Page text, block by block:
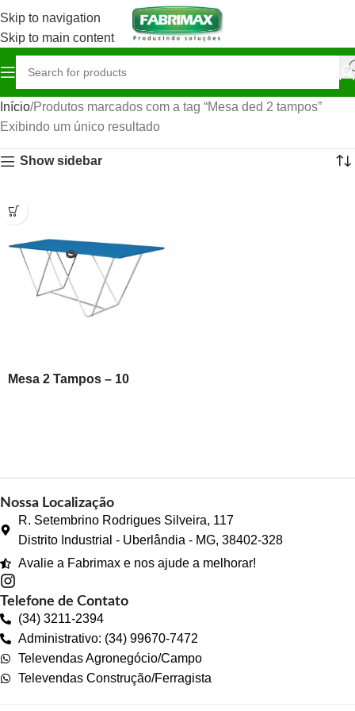
Skip to navigation
Skip to main content
Início Produtos marcados com a tag “Mesa ded 2 tampos”
Exibindo um único resultado
Show sidebar
Mesa 2 Tampos – 10
Nossa Localização
R. Setembrino Rodrigues Silveira, 117
Distrito Industrial - Uberlândia - MG, 38402-328
Avalie a Fabrimax e nos ajude a melhorar!
Telefone de Contato
(34) 3211-2394
Administrativo: (34) 99670-7472
Televendas Agronegócio/Campo
Televendas Construção/Ferragista